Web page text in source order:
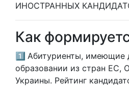
ИНОСТРАННЫХ
Как
1️⃣ Абитуриенты, имеющие
образовании из стран ЕС,
Украины. Рейтинг